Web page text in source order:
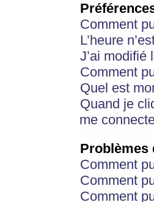
Comment
L’heure
J’ai modifié
Comment
Quel est
Quand je
me
Problèmes
Comment
Comment
Comment